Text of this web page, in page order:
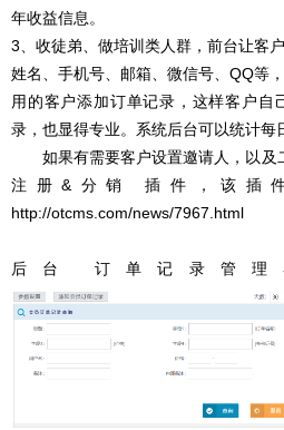
年收益信息。
3、收徒弟、做培训类人群，前台让客
姓名、手机号、邮箱、微信号、QQ等
用的客户添加订单记录，这样客户自
录，也显得专业。系统后台可以统计每
如果有需要客户设置邀请人，以及
注册&分销 插件，该插
http://otcms.com/news/7967.html
后台 订单记录管理